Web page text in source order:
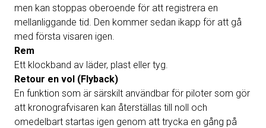
men kan stoppas oberoende för att registrera en
mellanliggande tid. Den kommer sedan ikapp för att gå
med första visaren igen.
Rem
Ett klockband av läder, plast eller tyg.
Retour en vol (Flyback)
En funktion som är särskilt användbar för piloter som gör
att kronografvisaren kan återställas till noll och
omedelbart startas igen genom att trycka en gång på